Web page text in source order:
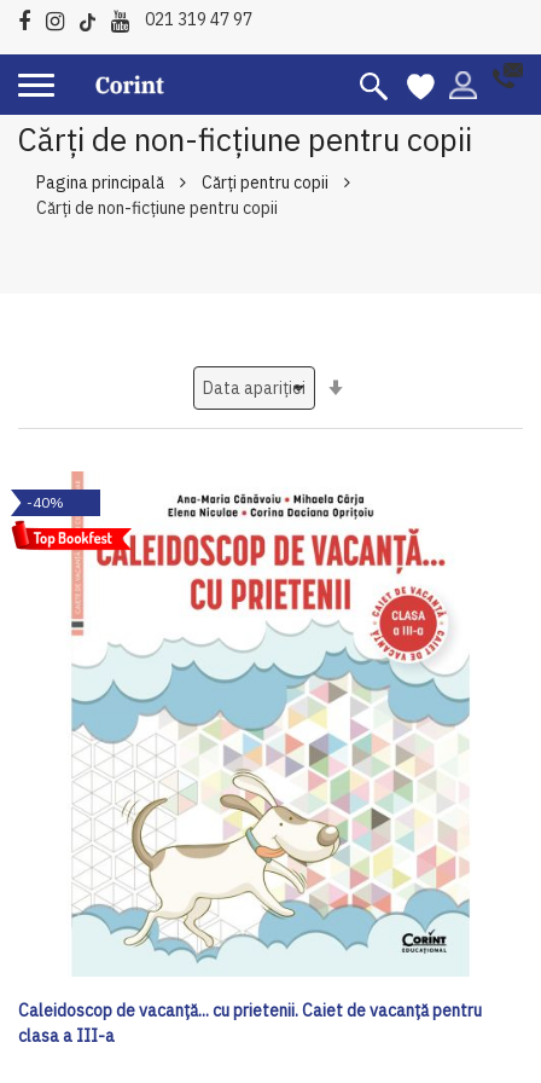
021 319 47 97
Cărți de non-ficțiune pentru copii
Pagina principală
Cărți pentru copii
Cărți de non-ficțiune pentru copii
-40%
Caleidoscop de vacanță... cu prietenii. Caiet de vacanţă pentru
clasa a III-a